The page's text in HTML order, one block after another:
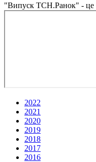
"Випуск ТСН.Ранок" - це
2022
2021
2020
2019
2018
2017
2016